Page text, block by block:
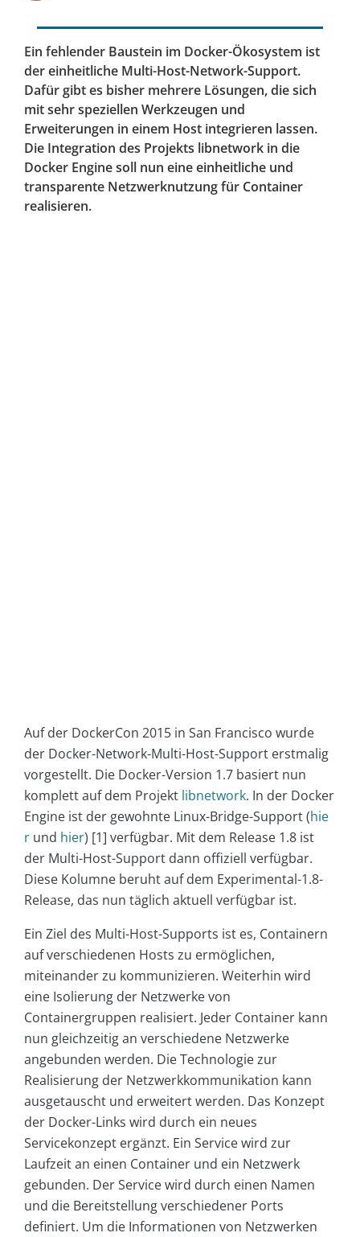
Ein fehlender Baustein im Docker-Ökosystem ist
der einheitliche Multi-Host-Network-Support.
Dafür gibt es bisher mehrere Lösungen, die sich
mit sehr speziellen Werkzeugen und
Erweiterungen in einem Host integrieren lassen.
Die Integration des Projekts libnetwork in die
Docker Engine soll nun eine einheitliche und
transparente Netzwerknutzung für Container
realisieren.
Auf der DockerCon 2015 in San Francisco wurde
der Docker-Network-Multi-Host-Support erstmalig
vorgestellt. Die Docker-Version 1.7 basiert nun
komplett auf dem Projekt libnetwork. In der Docker
Engine ist der gewohnte Linux-Bridge-Support (hie
r und hier) [1] verfügbar. Mit dem Release 1.8 ist
der Multi-Host-Support dann offiziell verfügbar.
Diese Kolumne beruht auf dem Experimental-1.8-
Release, das nun täglich aktuell verfügbar ist.
Ein Ziel des Multi-Host-Supports ist es, Containern
auf verschiedenen Hosts zu ermöglichen,
miteinander zu kommunizieren. Weiterhin wird
eine Isolierung der Netzwerke von
Containergruppen realisiert. Jeder Container kann
nun gleichzeitig an verschiedene Netzwerke
angebunden werden. Die Technologie zur
Realisierung der Netzwerkkommunikation kann
ausgetauscht und erweitert werden. Das Konzept
der Docker-Links wird durch ein neues
Servicekonzept ergänzt. Ein Service wird zur
Laufzeit an einen Container und ein Netzwerk
gebunden. Der Service wird durch einen Namen
und die Bereitstellung verschiedener Ports
definiert. Um die Informationen von Netzwerken